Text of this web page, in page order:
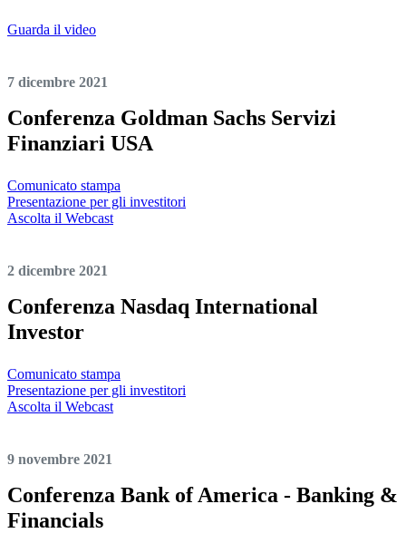
Guarda il video
7 dicembre 2021
Conferenza Goldman Sachs Servizi
Finanziari USA
Comunicato stampa
Presentazione per gli investitori
Ascolta il Webcast
2 dicembre 2021
Conferenza Nasdaq International
Investor
Comunicato stampa
Presentazione per gli investitori
Ascolta il Webcast
9 novembre 2021
Conferenza Bank of America - Banking &
Financials